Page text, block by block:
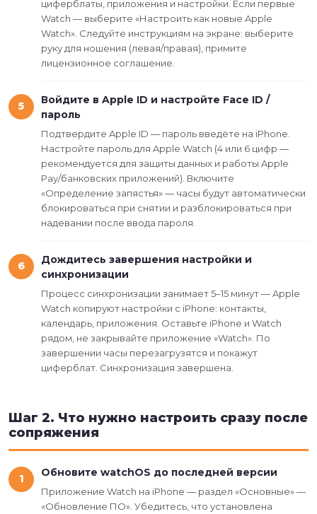
циферблаты, приложения и настройки. Если первые
Watch — выберите «Настроить как новые Apple
Watch». Следуйте инструкциям на экране: выберите
руку для ношения (левая/правая), примите
лицензионное соглашение.
5
Войдите в Apple ID и настройте Face ID /
пароль
Подтвердите Apple ID — пароль введёте на iPhone.
Настройте пароль для Apple Watch (4 или 6 цифр —
рекомендуется для защиты данных и работы Apple
Pay/банковских приложений). Включите
«Определение запястья» — часы будут автоматически
блокироваться при снятии и разблокироваться при
надевании после ввода пароля.
6
Дождитесь завершения настройки и
синхронизации
Процесс синхронизации занимает 5–15 минут — Apple
Watch копируют настройки с iPhone: контакты,
календарь, приложения. Оставьте iPhone и Watch
рядом, не закрывайте приложение «Watch». По
завершении часы перезагрузятся и покажут
циферблат. Синхронизация завершена.
Шаг 2. Что нужно настроить сразу после
сопряжения
1
Обновите watchOS до последней версии
Приложение Watch на iPhone — раздел «Основные» —
«Обновление ПО». Убедитесь, что установлена